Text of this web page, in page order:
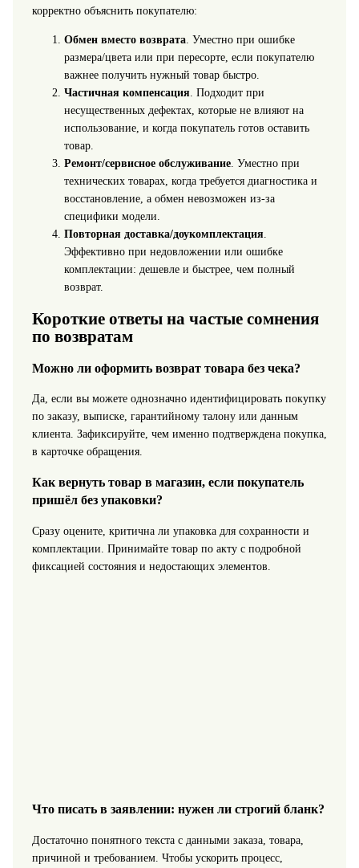
корректно объяснить покупателю:
Обмен вместо возврата. Уместно при ошибке
размера/цвета или при пересорте, если покупателю
важнее получить нужный товар быстро.
Частичная компенсация. Подходит при
несущественных дефектах, которые не влияют на
использование, и когда покупатель готов оставить
товар.
Ремонт/сервисное обслуживание. Уместно при
технических товарах, когда требуется диагностика и
восстановление, а обмен невозможен из-за
специфики модели.
Повторная доставка/доукомплектация.
Эффективно при недовложении или ошибке
комплектации: дешевле и быстрее, чем полный
возврат.
Короткие ответы на частые сомнения
по возвратам
Можно ли оформить возврат товара без чека?
Да, если вы можете однозначно идентифицировать покупку
по заказу, выписке, гарантийному талону или данным
клиента. Зафиксируйте, чем именно подтверждена покупка,
в карточке обращения.
Как вернуть товар в магазин, если покупатель
пришёл без упаковки?
Сразу оцените, критична ли упаковка для сохранности и
комплектации. Принимайте товар по акту с подробной
фиксацией состояния и недостающих элементов.
Что писать в заявлении: нужен ли строгий бланк?
Достаточно понятного текста с данными заказа, товара,
причиной и требованием. Чтобы ускорить процесс,